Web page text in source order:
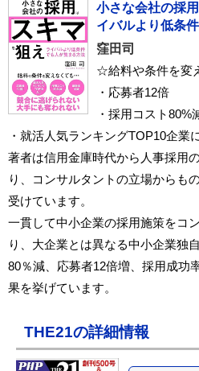
小さな会社の採
イバルより低条
窪田司
☆給料や条件を
・応募者12倍
・採用コスト80%
・就活人気ランキングTOP10企業
著者は信用金庫時代から人事採用
り、コンサルタントの立場からも
受けています。
一貫して中小企業の採用施策をコ
り、大企業とは異なる中小企業独
80％減、応募者12倍増、採用成功
果を挙げています。
THE21の詳細情報